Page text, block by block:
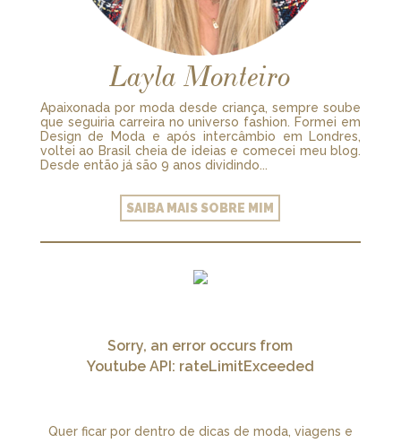
Layla Monteiro
Apaixonada por moda desde criança, sempre soube
que seguiria carreira no universo fashion. Formei em
Design de Moda e após intercâmbio em Londres,
voltei ao Brasil cheia de ideias e comecei meu blog.
Desde então já são 9 anos dividindo...
SAIBA MAIS SOBRE MIM
Sorry, an error occurs from
Youtube API: rateLimitExceeded
Quer ficar por dentro de dicas de moda, viagens e